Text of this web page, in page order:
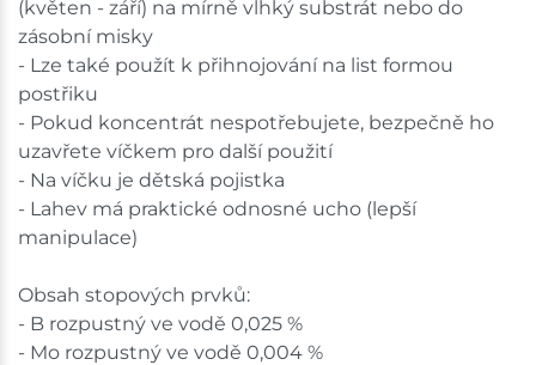
(květen - září) na mírně vlhký substrát nebo do
zásobní misky
- Lze také použít k přihnojování na list formou
postřiku
- Pokud koncentrát nespotřebujete, bezpečně ho
uzavřete víčkem pro další použití
- Na víčku je dětská pojistka
- Lahev má praktické odnosné ucho (lepší
manipulace)
Obsah stopových prvků:
- B rozpustný ve vodě 0,025 %
- Mo rozpustný ve vodě 0,004 %